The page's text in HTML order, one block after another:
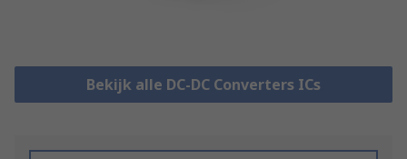
Bekijk alle DC-DC Converters ICs